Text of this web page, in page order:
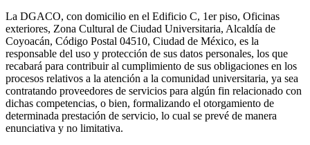
La DGACO, con domicilio en el Edificio C, 1er piso, Oficinas
exteriores, Zona Cultural de Ciudad Universitaria, Alcaldía de
Coyoacán, Código Postal 04510, Ciudad de México, es la
responsable del uso y protección de sus datos personales, los que
recabará para contribuir al cumplimiento de sus obligaciones en los
procesos relativos a la atención a la comunidad universitaria, ya sea
contratando proveedores de servicios para algún fin relacionado con
dichas competencias, o bien, formalizando el otorgamiento de
determinada prestación de servicio, lo cual se prevé de manera
enunciativa y no limitativa.